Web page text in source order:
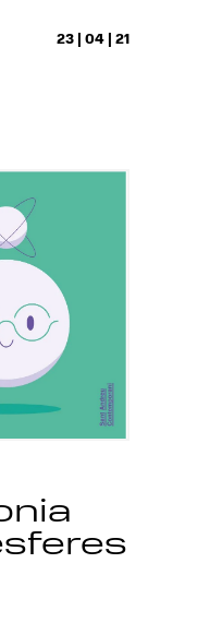
23 | 04 | 21